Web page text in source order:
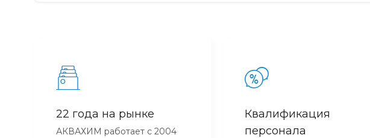
22 года на рынке
АКВАХИМ работает с 2004
Квалификация
персонала